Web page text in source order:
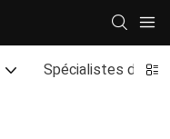
Spécialistes de la